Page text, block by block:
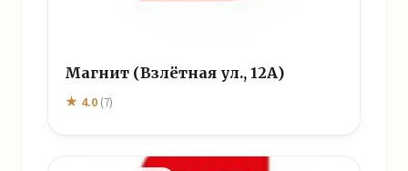
Магнит (Взлётная ул., 12А)
★ 4.0 (7)